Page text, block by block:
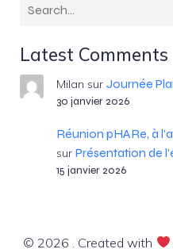
Latest Comments
Milan sur Journée
30 janvier 2026
Réunion pHARe, à
sur Présentation de
15 janvier 2026
© 2026 . Created with